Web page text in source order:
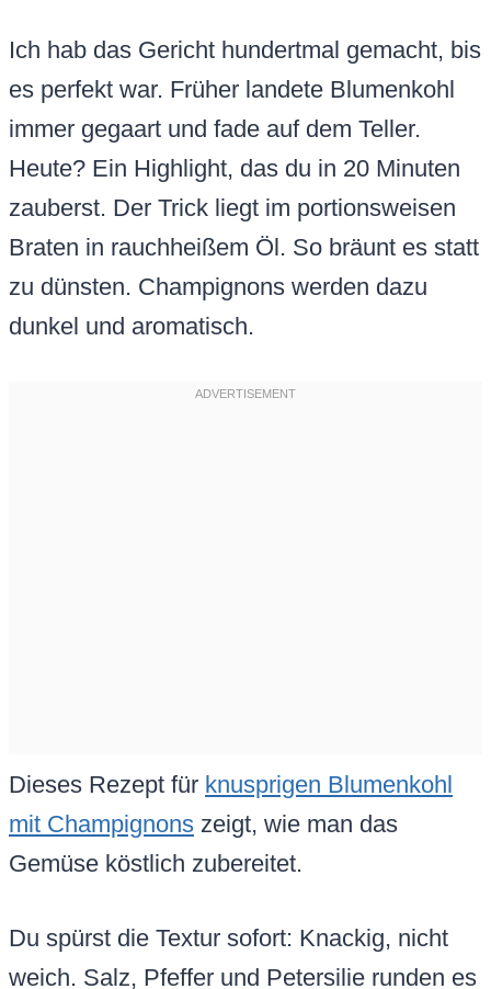
Ich hab das Gericht hundertmal gemacht, bis
es perfekt war. Früher landete Blumenkohl
immer gegaart und fade auf dem Teller.
Heute? Ein Highlight, das du in 20 Minuten
zauberst. Der Trick liegt im portionsweisen
Braten in rauchheißem Öl. So bräunt es statt
zu dünsten. Champignons werden dazu
dunkel und aromatisch.
Dieses Rezept für knusprigen Blumenkohl
mit Champignons zeigt, wie man das
Gemüse köstlich zubereitet.
Du spürst die Textur sofort: Knackig, nicht
weich. Salz, Pfeffer und Petersilie runden es